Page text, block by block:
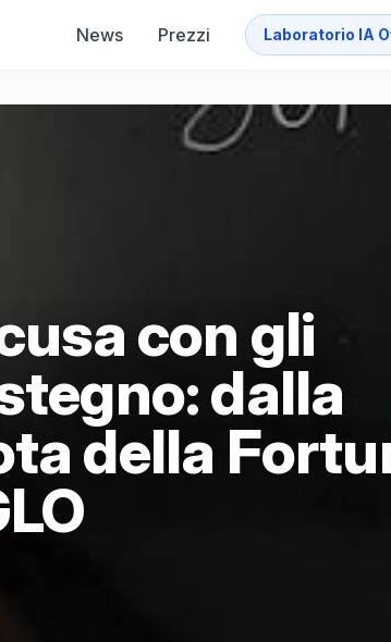
News Prezzi Laboratorio IA
con gli
dalla
della